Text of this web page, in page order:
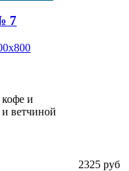
7
и
ветчиной
2325 руб